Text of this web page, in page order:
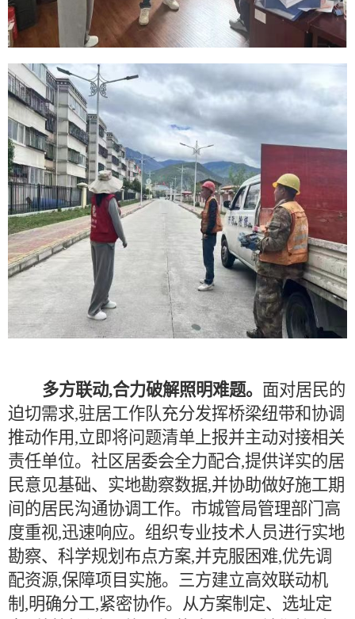
多方联动,合力破解照明难题。 面对居民的
迫切需求,驻居工作队充分发挥桥梁纽带和协调
推动作用,立即将问题清单上报并主动对接相关
责任单位。社区居委会全力配合,提供详实的居
民意见基础、实地勘察数据,并协助做好施工期
间的居民沟通协调工作。市城管局管理部门高
度重视,迅速响应。组织专业技术人员进行实地
勘察、科学规划布点方案,并克服困难,优先调
配资源,保障项目实施。三方建立高效联动机
制,明确分工,紧密协作。从方案制定、选址定